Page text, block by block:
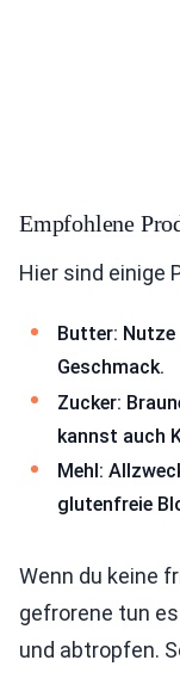
Empfohlene
Hier sind einige
Butter:
Geschmack.
Zucker:
kannst auch
Mehl:
glutenfreie
Wenn du keine
gefrorene tun
und abtropfen.